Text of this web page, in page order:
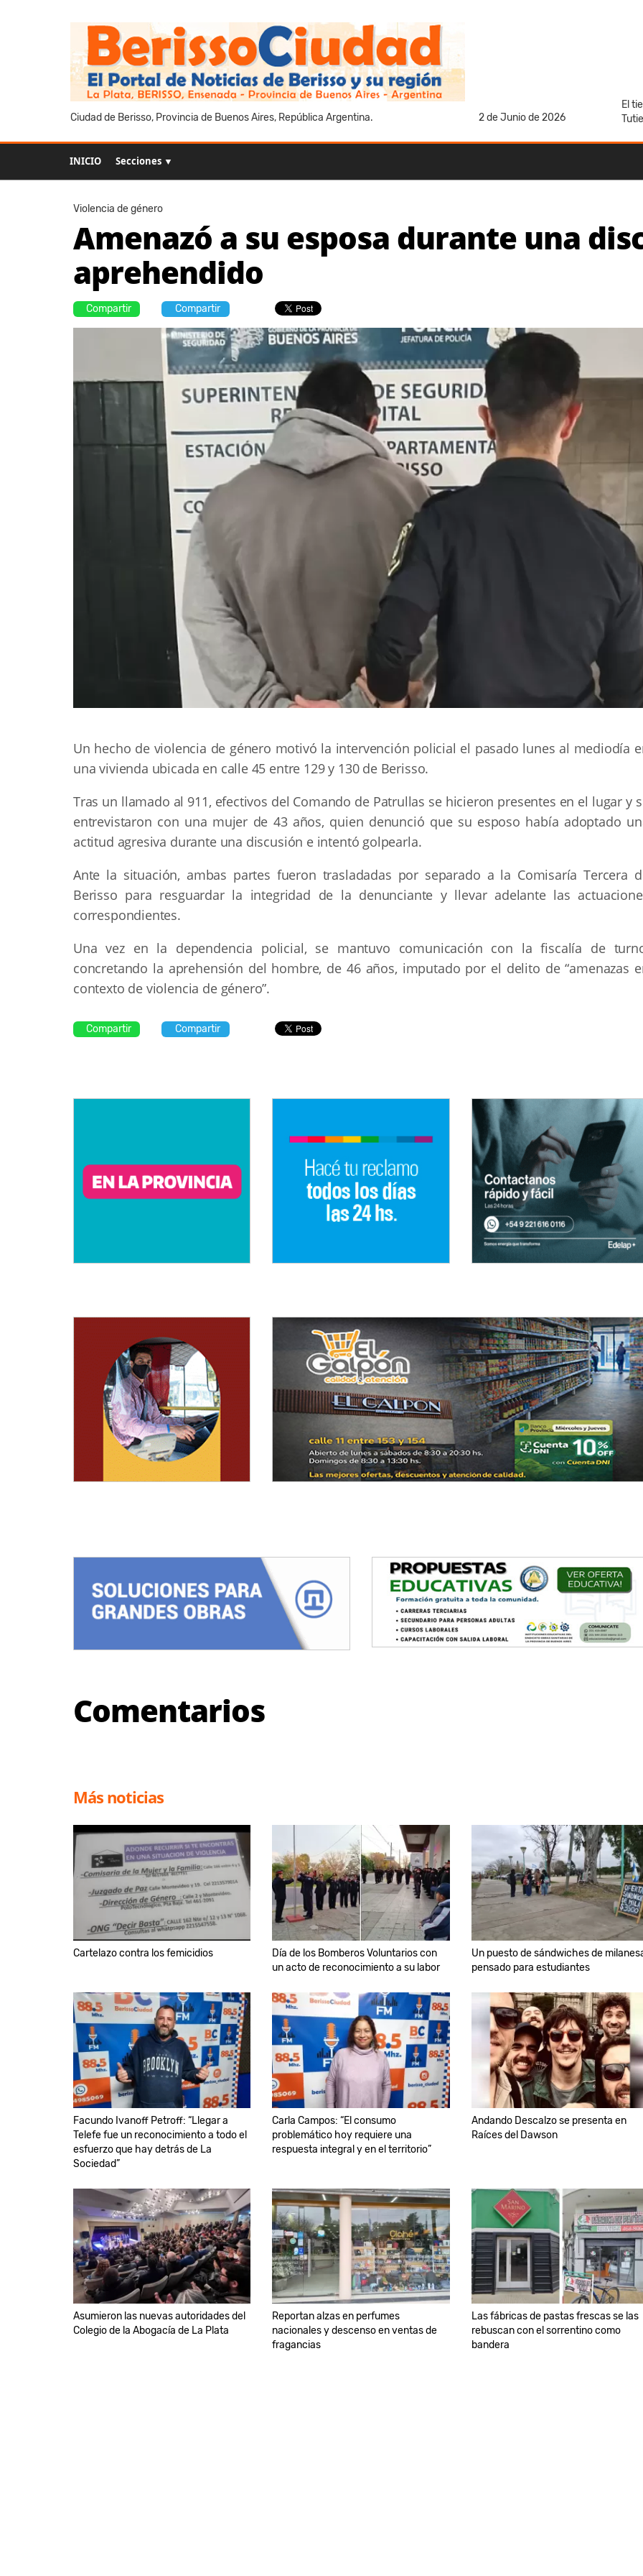
Ciudad de Berisso, Provincia de Buenos Aires, República Argentina. 2 de Junio de 2026
El
INICIO Secciones ▼
Violencia de género
Amenazó a su esposa durante una
aprehendido
Compartir Compartir
Un hecho de violencia de género motivó la intervención policial el pasado lunes al mediodía
una vivienda ubicada en calle 45 entre 129 y 130 de Berisso.
Tras un llamado al 911, efectivos del Comando de Patrullas se hicieron presentes en el lugar y
entrevistaron con una mujer de 43 años, quien denunció que su esposo había adoptado
actitud agresiva durante una discusión e intentó golpearla.
Ante la situación, ambas partes fueron trasladadas por separado a la Comisaría Tercera
Berisso para resguardar la integridad de la denunciante y llevar adelante las
correspondientes.
Una vez en la dependencia policial, se mantuvo comunicación con la fiscalía de
concretando la aprehensión del hombre, de 46 años, imputado por el delito de “amenazas
contexto de violencia de género”.
Compartir Compartir
Comentarios
Más noticias
Cartelazo contra los femicidios
Día de los Bomberos Voluntarios con
un acto de reconocimiento a su labor
Un puesto de sándwiches de
pensado para estudiantes
Facundo Ivanoff Petroff: “Llegar a
Telefe fue un reconocimiento a todo el
esfuerzo que hay detrás de La
Sociedad”
Carla Campos: “El consumo
problemático hoy requiere una
respuesta integral y en el territorio”
Andando Descalzo se presenta en
Raíces del Dawson
Asumieron las nuevas autoridades del
Colegio de la Abogacía de La Plata
Reportan alzas en perfumes
nacionales y descenso en ventas de
fragancias
Las fábricas de pastas frescas se las
rebuscan con el sorrentino como
bandera